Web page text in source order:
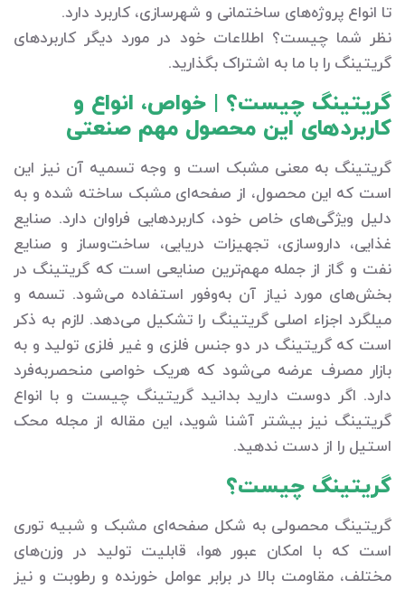
تا انواع پروژه‌های ساختمانی و شهرسازی، کاربرد دارد.
نظر شما چیست؟ اطلاعات خود در مورد دیگر کاربردهای
گریتینگ را با ما به اشتراک بگذارید.
گریتینگ چیست؟ | خواص، انواع و
کاربردهای این محصول مهم صنعتی
گریتینگ به معنی مشبک است و وجه تسمیه آن نیز این
است که این محصول، از صفحه‌ای مشبک ساخته شده و به
دلیل ویژگی‌های خاص خود، کاربردهایی فراوان دارد. صنایع
غذایی، داروسازی، تجهیزات دریایی، ساخت‌وساز و صنایع
نفت و گاز از جمله مهم‌ترین صنایعی است که گریتینگ در
بخش‌های مورد نیاز آن به‌وفور استفاده می‌شود. تسمه و
میلگرد اجزاء اصلی گریتینگ را تشکیل می‌دهد. لازم به ذکر
است که گریتینگ در دو جنس فلزی و غیر فلزی تولید و به
بازار مصرف عرضه می‌شود که هریک خواصی منحصربه‌فرد
دارد. اگر دوست دارید بدانید گریتینگ چیست و با انواع
گریتینگ نیز بیشتر آشنا شوید، این مقاله از مجله محک
استیل را از دست ندهید.
گریتینگ چیست؟
گریتینگ محصولی به شکل صفحه‌ای مشبک و شبیه توری
است که با امکان عبور هوا، قابلیت تولید در وزن‌های
مختلف، مقاومت بالا در برابر عوامل خورنده و رطوبت و نیز